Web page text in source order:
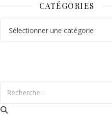
CATÉGORIES